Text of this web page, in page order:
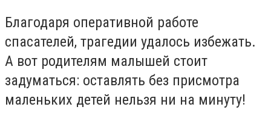
Благодаря оперативной работе
спасателей, трагедии удалось избежать.
А вот родителям малышей стоит
задуматься: оставлять без присмотра
маленьких детей нельзя ни на минуту!